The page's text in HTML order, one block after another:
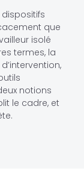
que
isolé
termes, la
notions
le cadre, et